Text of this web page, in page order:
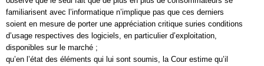
familiarisent avec l’informatique n’implique pas que ces derniers
soient en mesure de porter une appréciation critique suries conditions
d’usage respectives des logiciels, en particulier d’exploitation,
disponibles sur le marché ;
qu’en l’état des éléments qui lui sont soumis, la Cour estime qu’il